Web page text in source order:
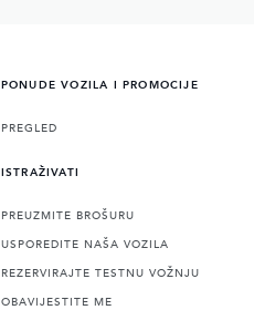
PONUDE VOZILA I PROMOCIJE
PREGLED
ISTRAŽIVATI
PREUZMITE BROŠURU
USPOREDITE NAŠA VOZILA
REZERVIRAJTE TESTNU VOŽNJU
OBAVIJESTITE ME